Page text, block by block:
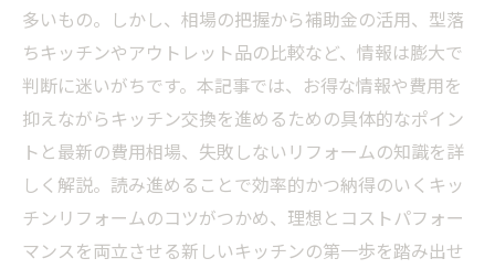
多いもの。しかし、相場の把握から補助金の活用、型落
ちキッチンやアウトレット品の比較など、情報は膨大で
判断に迷いがちです。本記事では、お得な情報や費用を
抑えながらキッチン交換を進めるための具体的なポイン
トと最新の費用相場、失敗しないリフォームの知識を詳
しく解説。読み進めることで効率的かつ納得のいくキッ
チンリフォームのコツがつかめ、理想とコストパフォー
マンスを両立させる新しいキッチンの第一歩を踏み出せ